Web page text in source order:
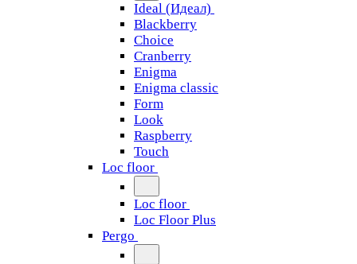
Ideal (Идеал)
Blackberry
Choice
Cranberry
Enigma
Enigma classic
Form
Look
Raspberry
Touch
Loc floor
Loc floor
Loc Floor Plus
Pergo